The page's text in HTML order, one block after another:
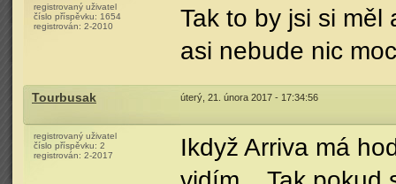
registrovaný uživatel
číslo příspěvku: 1654
registrován: 2-2010
Tak to by jsi si měl
asi nebude nic
Tourbusak úterý, 21. února 2017 - 17:34:56
registrovaný uživatel
číslo příspěvku: 2
registrován: 2-2017
Ikdyž Arriva má